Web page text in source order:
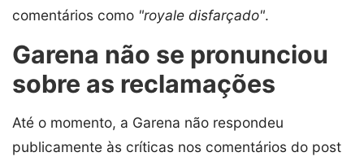
comentários como "royale disfarçado".
Garena não se pronunciou
sobre as reclamações
Até o momento, a Garena não respondeu
publicamente às críticas nos comentários do post